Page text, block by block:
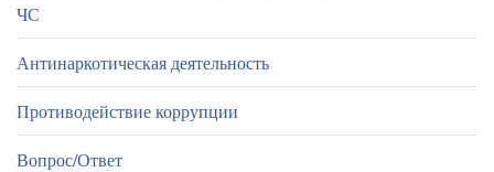
ЧС
Антинаркотическая деятельность
Противодействие коррупции
Вопрос/Ответ